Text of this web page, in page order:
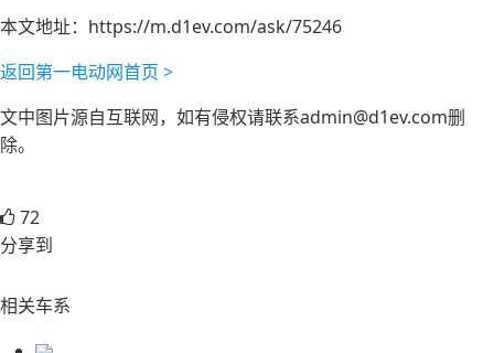
本文地址： https://m.d1ev.com/ask/75246
返回第一电动网首页 >
文中图片源自互联网，如有侵权请联系admin@d1ev.com删
除。
72
分享到
相关车系